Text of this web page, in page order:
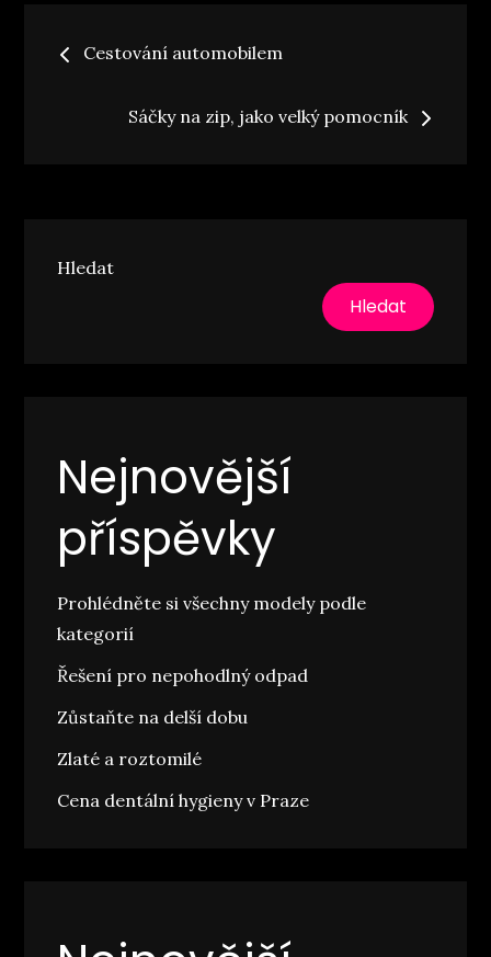
Navigace
Cestování automobilem
Sáčky na zip, jako velký pomocník
Hledat
Hledat
Nejnovější
příspěvky
Prohlédněte si všechny modely podle
kategorií
Řešení pro nepohodlný odpad
Zůstaňte na delší dobu
Zlaté a roztomilé
Cena dentální hygieny v Praze